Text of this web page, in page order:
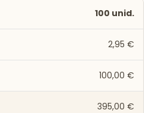
100 unid.
2,95 €
100,00 €
395,00 €